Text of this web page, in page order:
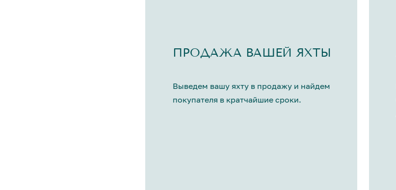
ПРОДАЖА ВАШЕЙ ЯХТЫ
Выведем вашу яхту в продажу и найдем
покупателя в кратчайшие сроки.